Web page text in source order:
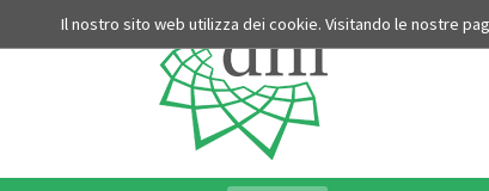
Il nostro sito web utilizza dei cookie. Visitando le nostre